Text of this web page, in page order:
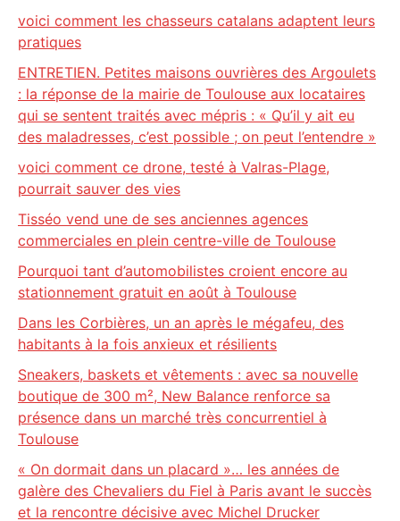
voici comment les chasseurs catalans adaptent leurs
pratiques
ENTRETIEN. Petites maisons ouvrières des Argoulets
: la réponse de la mairie de Toulouse aux locataires
qui se sentent traités avec mépris : « Qu’il y ait eu
des maladresses, c’est possible ; on peut l’entendre »
voici comment ce drone, testé à Valras-Plage,
pourrait sauver des vies
Tisséo vend une de ses anciennes agences
commerciales en plein centre-ville de Toulouse
Pourquoi tant d’automobilistes croient encore au
stationnement gratuit en août à Toulouse
Dans les Corbières, un an après le mégafeu, des
habitants à la fois anxieux et résilients
Sneakers, baskets et vêtements : avec sa nouvelle
boutique de 300 m², New Balance renforce sa
présence dans un marché très concurrentiel à
Toulouse
« On dormait dans un placard »… les années de
galère des Chevaliers du Fiel à Paris avant le succès
et la rencontre décisive avec Michel Drucker